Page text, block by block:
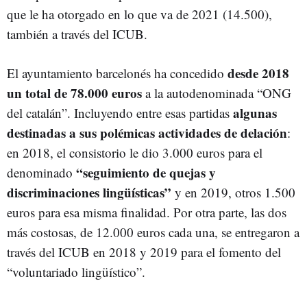
que le ha otorgado en lo que va de 2021 (14.500),
también a través del ICUB.
El ayuntamiento barcelonés ha concedido desde 2018
un total de 78.000 euros a la autodenominada “ONG
del catalán”. Incluyendo entre esas partidas algunas
destinadas a sus polémicas actividades de delación:
en 2018, el consistorio le dio 3.000 euros para el
denominado “seguimiento de quejas y
discriminaciones lingüísticas” y en 2019, otros 1.500
euros para esa misma finalidad. Por otra parte, las dos
más costosas, de 12.000 euros cada una, se entregaron a
través del ICUB en 2018 y 2019 para el fomento del
“voluntariado lingüístico”.